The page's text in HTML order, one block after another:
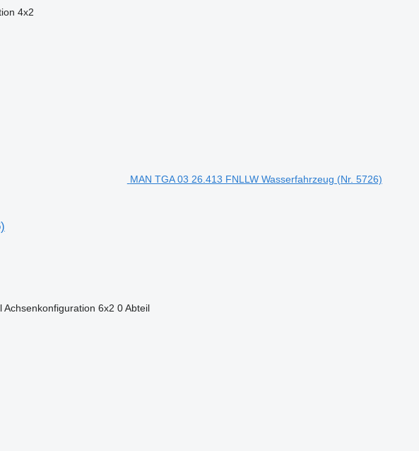
4x2
MAN TGA 03 26.413 FNLLW Wasserfahrzeug (Nr. 5726)
Achsenkonfiguration 6x2 0 Abteil